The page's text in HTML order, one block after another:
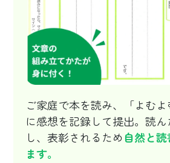
ご家庭で本を読み、「よむよ
に感想を記録して提出。読
し、表彰されるため自然と
ます。